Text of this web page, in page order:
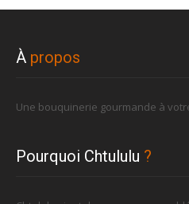
À propos
Une bouquinerie gourmande à
Pourquoi Chtululu ?